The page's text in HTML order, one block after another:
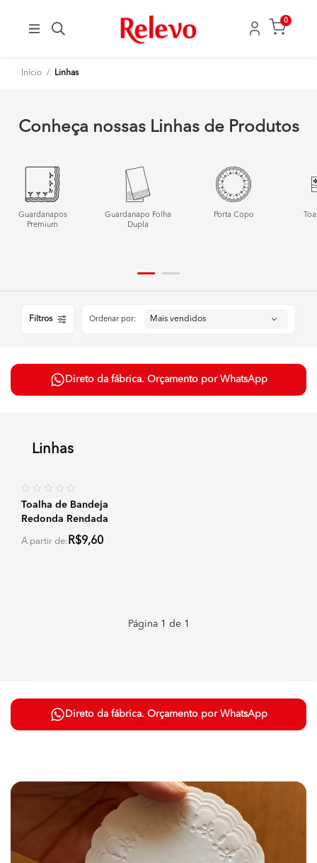
0
Início / Linhas
Conheça nossas Linhas de Produtos
Guardanapos
Premium
Guardanapo Folha
Dupla
Porta Copo
Filtros Ordenar por:
Direto da fábrica. Orçamento por WhatsApp
Linhas
Toalha de Bandeja
Redonda Rendada
A partir de: R$9,60
Página 1 de 1
Direto da fábrica. Orçamento por WhatsApp